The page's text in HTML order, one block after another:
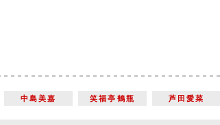
中島美嘉 笑福亭鶴瓶 芦田愛菜